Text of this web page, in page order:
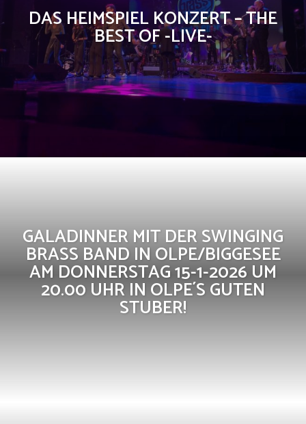
DAS HEIMSPIEL KONZERT – THE
BEST OF -LIVE-
GALADINNER MIT DER SWINGING
BRASS BAND IN OLPE/BIGGESEE
AM DONNERSTAG 15-1-2026 UM
20.00 UHR IN OLPE´S GUTEN
STUBER!